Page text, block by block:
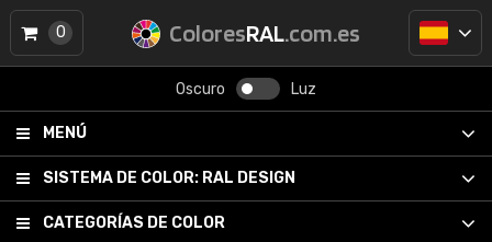
ColoresRAL.com.es
Oscuro Luz
MENÚ
SISTEMA DE COLOR: RAL DESIGN
CATEGORÍAS DE COLOR
0